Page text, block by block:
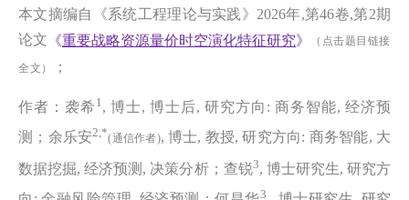
本文摘编自《系统工程理论与实践》2026年,第46卷,第2期
论文 《重要战略资源量价时空演化特征研究》 （点击题目链接
全文） ；
作者：袭希 1 , 博士, 博士后, 研究方向: 商务智能, 经济预
测；余乐安2,*(通信作者), 博士, 教授, 研究方向: 商务智能, 大
数据挖掘, 经济预测, 决策分析；查锐3, 博士研究生, 研究方
3